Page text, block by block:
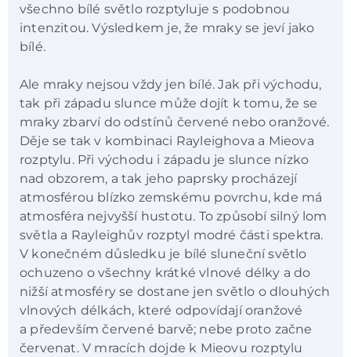
všechno bílé světlo rozptyluje s podobnou
intenzitou. Výsledkem je, že mraky se jeví jako
bílé.
Ale mraky nejsou vždy jen bílé. Jak při východu,
tak při západu slunce může dojít k tomu, že se
mraky zbarví do odstínů červené nebo oranžové.
Děje se tak v kombinaci Rayleighova a Mieova
rozptylu. Při východu i západu je slunce nízko
nad obzorem, a tak jeho paprsky procházejí
atmosférou blízko zemskému povrchu, kde má
atmosféra nejvyšší hustotu. To způsobí silný lom
světla a Rayleighův rozptyl modré části spektra.
V konečném důsledku je bílé sluneční světlo
ochuzeno o všechny krátké vlnové délky a do
nižší atmosféry se dostane jen světlo o dlouhých
vlnových délkách, které odpovídají oranžové
a především červené barvě; nebe proto začne
červenat. V mracích dojde k Mieovu rozptylu